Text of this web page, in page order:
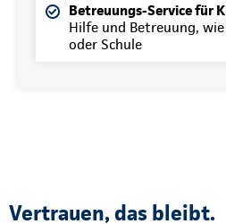
Betreuungs-Service für
Hilfe und Betreuung,
oder Schule
Vertrauen, das bleibt.